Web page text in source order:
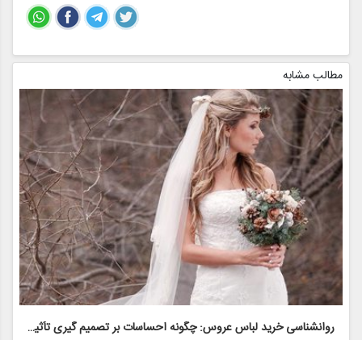
مطالب مشابه
روانشناسی خرید لباس عروس: چگونه احساسات بر تصمیم گیری تأثیر می گذارد